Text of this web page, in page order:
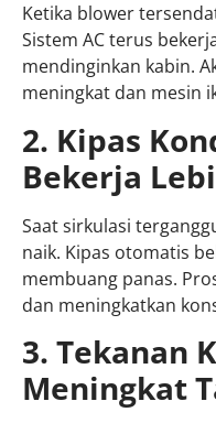
Ketika blower
Sistem AC terus
mendinginkan kabin.
meningkat dan mesin
2. Kipas
Bekerja
Saat sirkulasi
naik. Kipas otomatis
membuang panas.
dan meningkatkan
3. Tekanan
Meningkat